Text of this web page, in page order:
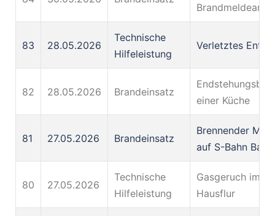
83 28.05.2026
Technische
Hilfeleistung
Verletztes
82 28.05.2026 Brandeinsatz
einer Küche
81 27.05.2026 Brandeinsatz
Brennender
auf S-Bahn
80 27.05.2026
Technische
Hilfeleistung
Gasgeruch im
Hausflur